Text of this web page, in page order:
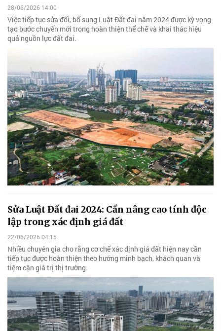
28/06/2026 14:00
Việc tiếp tục sửa đổi, bổ sung Luật Đất đai năm 2024 được kỳ vọng
tạo bước chuyển mới trong hoàn thiện thể chế và khai thác hiệu
quả nguồn lực đất đai.
Sửa Luật Đất đai 2024: Cần nâng cao tính độc
lập trong xác định giá đất
22/06/2026 04:15
Nhiều chuyên gia cho rằng cơ chế xác định giá đất hiện nay cần
tiếp tục được hoàn thiện theo hướng minh bạch, khách quan và
tiệm cận giá trị thị trường.